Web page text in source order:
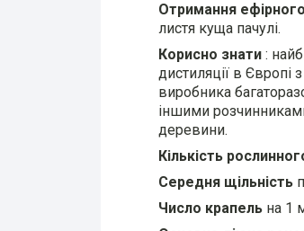
Отримання
листя куща пачулі.
Корисно знати :
дистиляції в Європі
виробника
іншими
деревини.
Кількість
Середня щільність
Число крапель на 1